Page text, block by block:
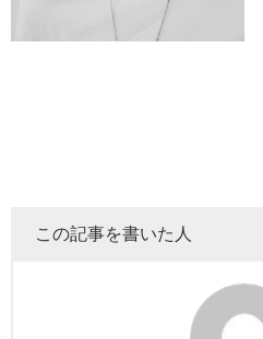
この記事を書いた人